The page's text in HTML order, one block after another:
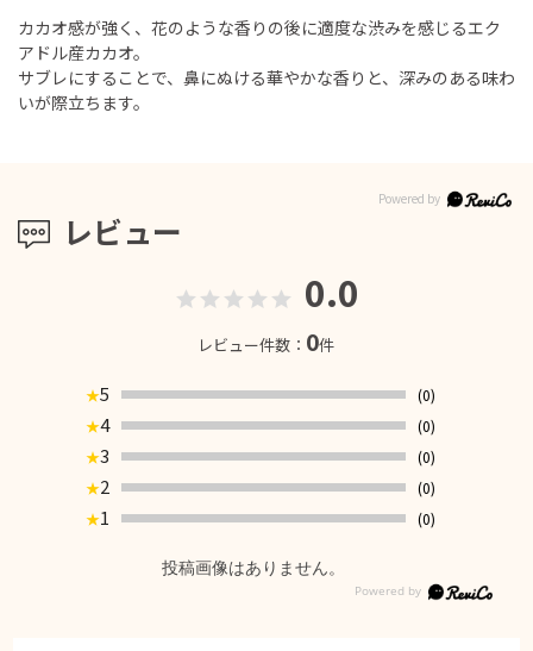
カカオ感が強く、花のような香りの後に適度な渋みを感じるエク
アドル産カカオ。
サブレにすることで、鼻にぬける華やかな香りと、深みのある味わ
いが際立ちます。
レビュー
0.0
レビュー件数： 0件
★5
(0)
★4
(0)
★3
(0)
★2
(0)
★1 (0)
投稿画像はありません。